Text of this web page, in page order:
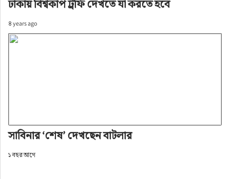
ঢাকায় বিশ্বকাপ ট্রফি দেখতে যা করতে হবে
৪ years ago
সাবিনার ‘শেষ’ দেখছেন বাটলার
১ বছর আগে